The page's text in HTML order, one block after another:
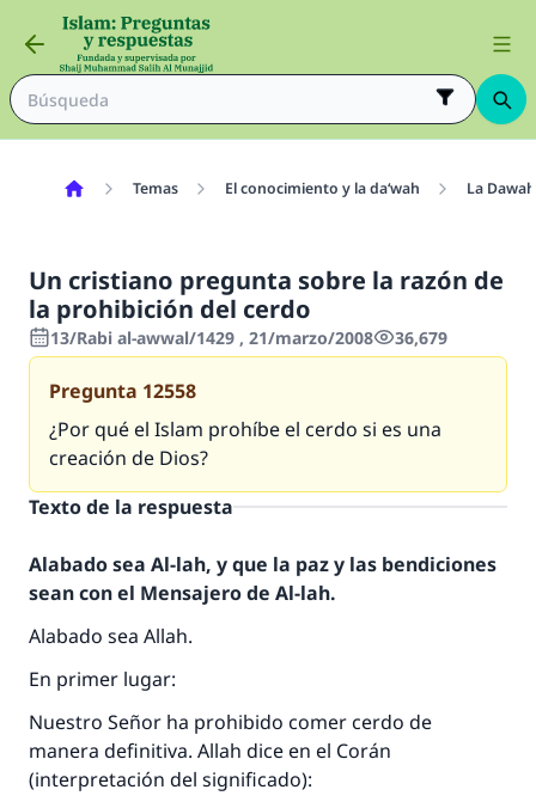
Temas El conocimiento y la da‘wah La Dawah
Un cristiano pregunta sobre la razón de
la prohibición del cerdo
13/Rabi al-awwal/1429 , 21/marzo/2008 36,679
Pregunta 12558
¿Por qué el Islam prohíbe el cerdo si es una
creación de Dios?
Texto de la respuesta
Alabado sea Al-lah, y que la paz y las bendiciones
sean con el Mensajero de Al-lah.
Alabado sea Allah.
En primer lugar:
Nuestro Señor ha prohibido comer cerdo de
manera definitiva. Allah dice en el Corán
(interpretación del significado):